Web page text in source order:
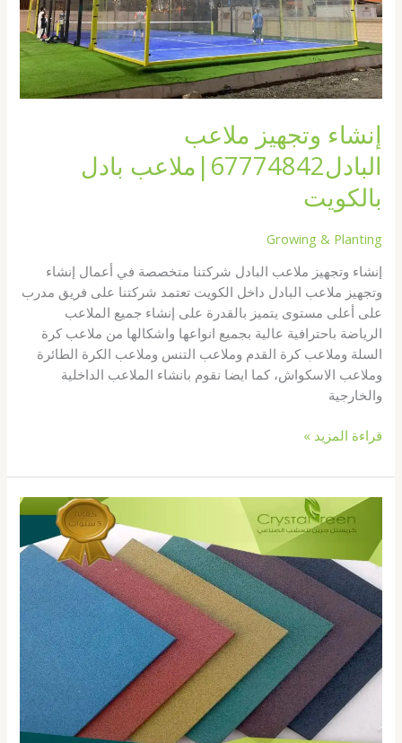
إنشاء وتجهيز ملاعب
البادل67774842|ملاعب بادل
بالكويت
Growing & Planting
إنشاء وتجهيز ملاعب البادل شركتنا متخصصة في أعمال إنشاء
وتجهيز ملاعب البادل داخل الكويت تعتمد شركتنا على فريق مدرب
على أعلى مستوى يتميز بالقدرة على إنشاء جميع الملاعب
الرياضة باحترافية عالية بجميع انواعها واشكالها من ملاعب كرة
السلة وملاعب كرة القدم وملاعب التنس وملاعب الكرة الطائرة
وملاعب الاسكواش، كما ايضا نقوم بانشاء الملاعب الداخلية
والخارجية
قراءة المزيد »
البلاط
المطاطي
بالكويت67774842|
ترتان
صناعي
|
ربر